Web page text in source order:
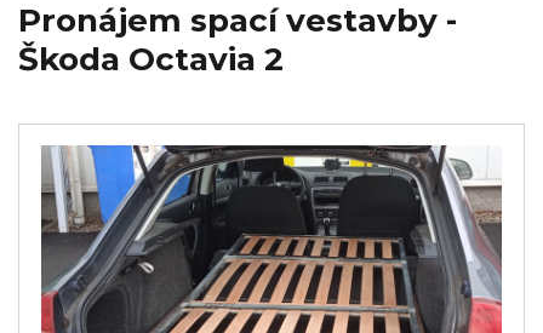
Pronájem spací vestavby -
Škoda Octavia 2